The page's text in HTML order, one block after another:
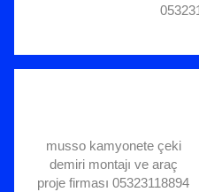
musso kamyonete çeki
demiri montajı ve araç
proje firması 05323118894